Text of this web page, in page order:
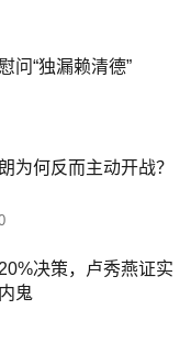
问“独漏赖清德”
为何反而主动开战？
决策，卢秀燕证实
鬼